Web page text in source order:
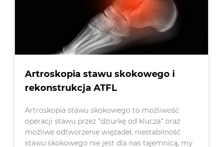
Artroskopia stawu skokowego i
rekonstrukcja ATFL
Artroskopia stawu skokowego to możliwość
operacji stawu przez "dziurkę od klucza" oraz
możliwe odtworzenie więzadeł, niestabilność
stawu skokowego nie jest dla nas tajemnicą, my